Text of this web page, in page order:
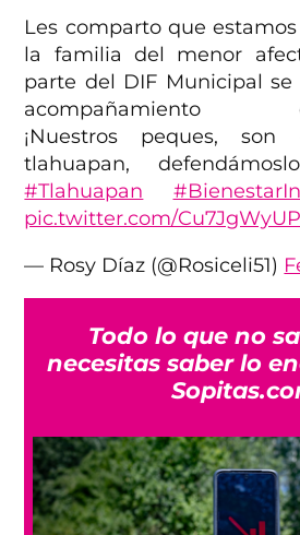
Les comparto que
la familia del menor
parte del DIF Municipal
acompañamiento
¡Nuestros peques,
tlahuapan,
#Tlahuapan
pic.twitter.com/
— Rosy Díaz (@Rosiceli51)
Todo lo que no
necesitas saber lo